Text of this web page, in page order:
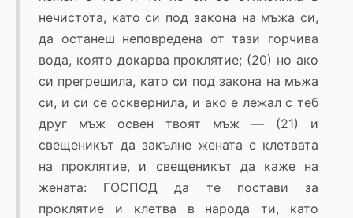
нечистота, като си под закона на мъжа си,
да останеш неповредена от тази горчива
вода, която докарва проклятие; (20) но ако
си прегрешила, като си под закона на мъжа
си, и си се осквернила, и ако е лежал с теб
друг мъж освен твоят мъж — (21) и
свещеникът да закълне жената с клетвата
на проклятие, и свещеникът да каже на
жената: ГОСПОД да те постави за
проклятие и клетва в народа ти, като